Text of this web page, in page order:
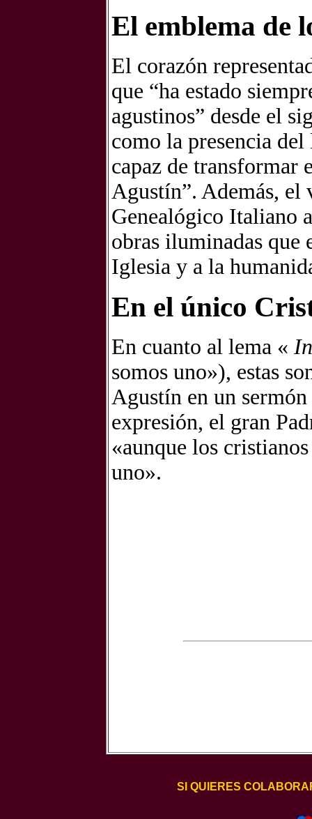
El emblema de
El corazón
que “ha estado
agustinos” desde el
como la presencia
capaz de transformar
Agustín”. Además,
Genealógico Italiano
obras iluminadas que
Iglesia y a la
En el único
En cuanto al lema «
somos uno»), estas
Agustín en un
expresión, el gran
«aunque los
uno».
SI QUIERES